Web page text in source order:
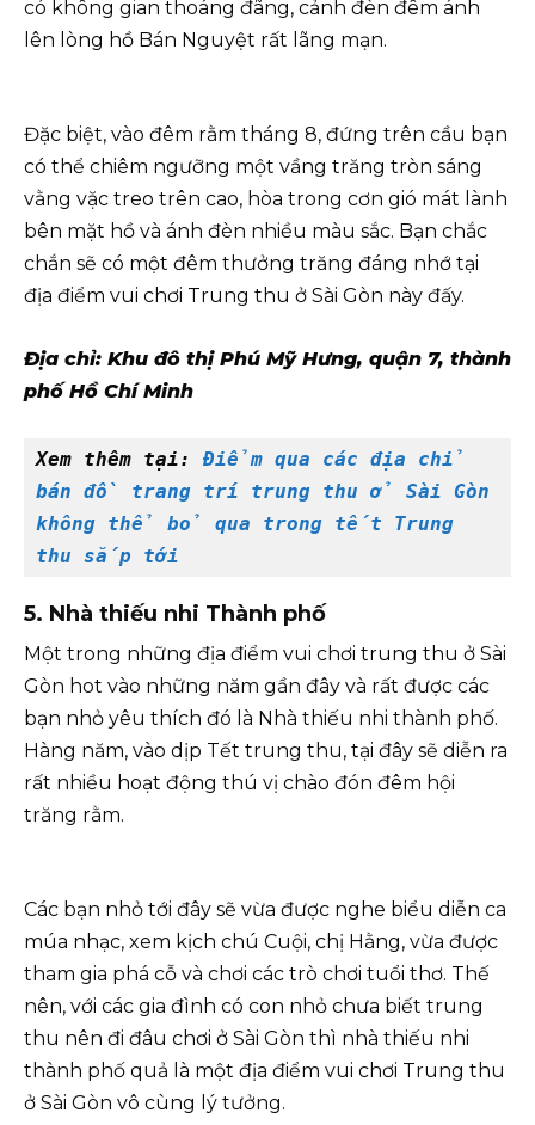
có không gian thoáng đãng, cảnh đèn đêm ánh
lên lòng hồ Bán Nguyệt rất lãng mạn.
Đặc biệt, vào đêm rằm tháng 8, đứng trên cầu bạn
có thể chiêm ngưỡng một vầng trăng tròn sáng
vằng vặc treo trên cao, hòa trong cơn gió mát lành
bên mặt hồ và ánh đèn nhiều màu sắc. Bạn chắc
chắn sẽ có một đêm thưởng trăng đáng nhớ tại
địa điểm vui chơi Trung thu ở Sài Gòn này đấy.
Địa chỉ: Khu đô thị Phú Mỹ Hưng, quận 7, thành
phố Hồ Chí Minh
Xem thêm tại: Điểm qua các địa chỉ
bán đồ trang trí trung thu ở Sài Gòn
không thể bỏ qua trong tết Trung
thu sắp tới
5. Nhà thiếu nhi Thành phố
Một trong những địa điểm vui chơi trung thu ở Sài
Gòn hot vào những năm gần đây và rất được các
bạn nhỏ yêu thích đó là Nhà thiếu nhi thành phố.
Hàng năm, vào dịp Tết trung thu, tại đây sẽ diễn ra
rất nhiều hoạt động thú vị chào đón đêm hội
trăng rằm.
Các bạn nhỏ tới đây sẽ vừa được nghe biểu diễn ca
múa nhạc, xem kịch chú Cuội, chị Hằng, vừa được
tham gia phá cỗ và chơi các trò chơi tuổi thơ. Thế
nên, với các gia đình có con nhỏ chưa biết trung
thu nên đi đâu chơi ở Sài Gòn thì nhà thiếu nhi
thành phố quả là một địa điểm vui chơi Trung thu
ở Sài Gòn vô cùng lý tưởng.